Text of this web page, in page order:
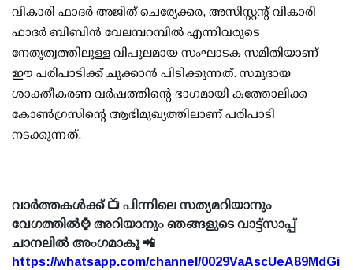
വികാരി ഫാദർ അജിത് ചെര്യേക്കര, അസിസ്റ്റന്റ് വികാരി
ഫാദർ ബിബിൻ വേലമ്പറമ്പിൽ എന്നിവരുടെ
നേതൃത്വത്തിലുള്ള വിപുലമായ സംഘാടക സമിതിയാണ്
ഈ പരിപാടിക്ക് ചുക്കാൻ പിടിക്കുന്നത്. സമുദായ
ശാക്തീകരണ വർഷത്തിന്റെ ഭാഗമായി കത്തോലിക്ക
കോൺഗ്രസിന്റെ ആഭിമുഖ്യത്തിലാണ് പരിപാടി
നടക്കുന്നത്.
വാർത്തകൾക്ക് 📺 പിന്നിലെ സത്യമറിയാനും
വേഗത്തിൽ⌚ അറിയാനും ഞങ്ങളുടെ വാട്ട്സാപ്പ്
ചാനലിൽ അംഗമാകൂ 📲
https://whatsapp.com/channel/0029VaAscUeA89MdGi